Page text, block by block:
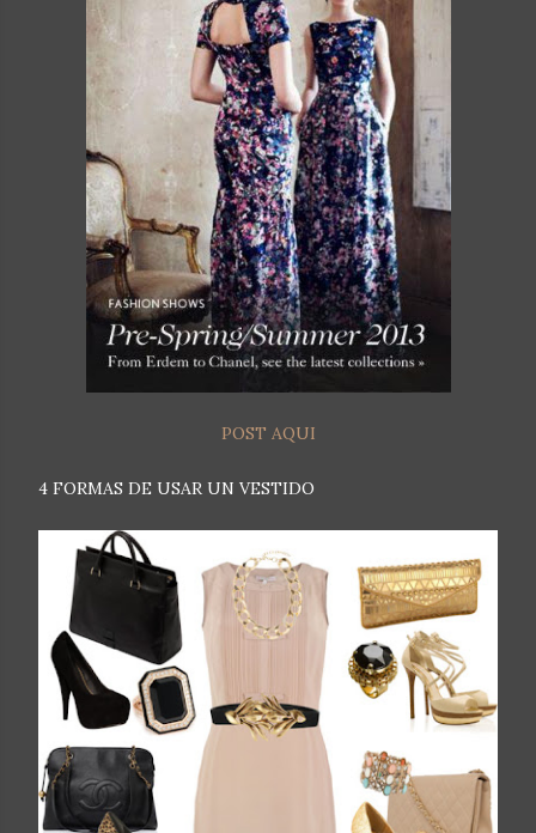
POST AQUI
4 FORMAS DE USAR UN VESTIDO